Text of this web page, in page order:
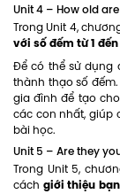
Unit 4 – How old
Trong Unit 4,
với số đếm từ 1 đến
Để có thể sử dụng
thành thạo số
gia đình để tạo
các con nhất, giúp
bài học.
Unit 5 – Are they
Trong Unit 5,
cách giới thiệu